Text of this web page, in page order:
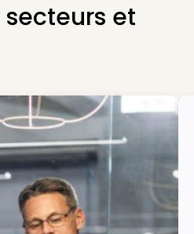
secteurs et